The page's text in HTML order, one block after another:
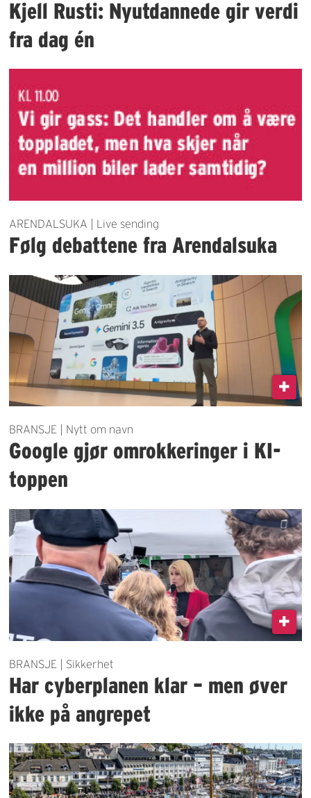
Kjell Rusti: Nyutdannede gir verdi
fra dag én
ARENDALSUKA | Live sending
Følg debattene fra Arendalsuka
BRANSJE | Nytt om navn
Google gjør omrokkeringer i KI-
toppen
BRANSJE | Sikkerhet
Har cyberplanen klar – men øver
ikke på angrepet